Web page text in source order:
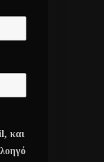
και